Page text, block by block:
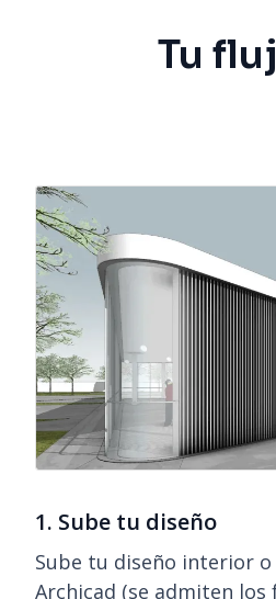
Tu
1. Sube tu diseño
Sube tu diseño interior
Archicad (se admiten